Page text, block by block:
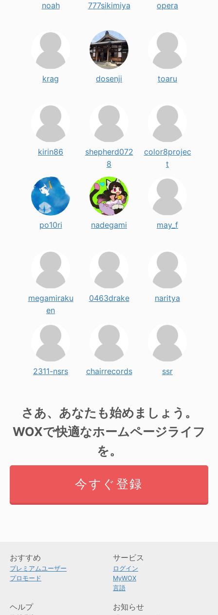
noah 777sikimiya opera
krag dosenji toaru
kirin86
shepherd072
8
color8projec
t
po10ri nadegami may_f
megamiraku
en
0463drake naritya
2311-nsrs chairrecords ssr
さあ、あなたも始めましょう。
WOXで快適なホームページライフ
を。
今すぐ登録
おすすめ
プレミアムユーザー
プロモード
サービス
ログイン
MyWOX
言語
ヘルプ お知らせ